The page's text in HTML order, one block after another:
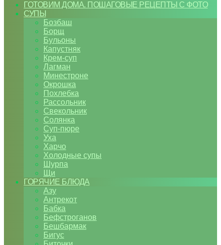
ГОТОВИМ ДОМА. ПОШАГОВЫЕ РЕЦЕПТЫ С ФОТО
СУПЫ
Бозбаш
Борщ
Бульоны
Капустняк
Крем-суп
Лагман
Минестроне
Окрошка
Похлебка
Рассольник
Свекольник
Солянка
Суп-пюре
Уха
Харчо
Холодные супы
Шурпа
Щи
ГОРЯЧИЕ БЛЮДА
Азу
Антрекот
Бабка
Бефстроганов
Бешбармак
Бигус